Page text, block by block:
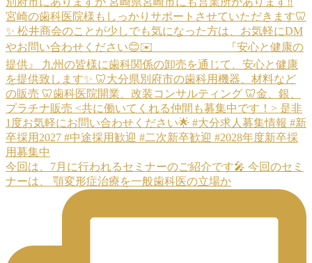
今回は、7月に行われるセミナーのご紹介です🎤 今回のセミ
ナーは、 顎変形症治療を一般歯科医の立場か